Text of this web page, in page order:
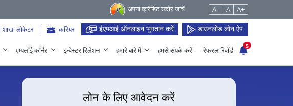
अपना क्रेडिट स्कोर जांचें A - A A+
शाखा लोकेटर करियर ईएमआई ऑनलाइन भुगतान करें डाउनलोड लोन ऐप
एम्पलॉई कॉर्नर इन्वेस्टर रिलेशन हमारे बारे में हमसे संपर्क करें रेफरल रिवॉर्ड
5
लोन के लिए आवेदन करें